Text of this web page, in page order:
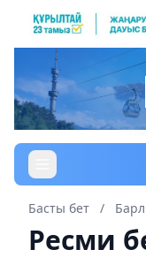
Басты бет /
Ресми